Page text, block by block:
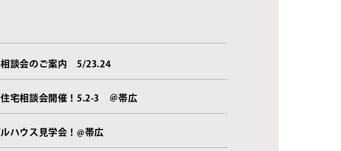
相談会のご案内 5/23.24
宅相談会開催！5.2-3 ＠帯広
ハウス見学会！@帯広